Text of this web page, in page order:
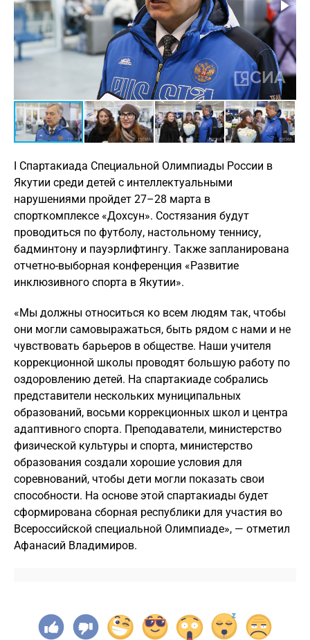
I Спартакиада Специальной Олимпиады России в
Якутии среди детей с интеллектуальными
нарушениями пройдет 27–28 марта в
спорткомплексе «Дохсун». Состязания будут
проводиться по футболу, настольному теннису,
бадминтону и пауэрлифтингу. Также запланирована
отчетно-выборная конференция «Развитие
инклюзивного спорта в Якутии».
«Мы должны относиться ко всем людям так, чтобы
они могли самовыражаться, быть рядом с нами и не
чувствовать барьеров в обществе. Наши учителя
коррекционной школы проводят большую работу по
оздоровлению детей. На спартакиаде собрались
представители нескольких муниципальных
образований, восьми коррекционных школ и центра
адаптивного спорта. Преподаватели, министерство
физической культуры и спорта, министерство
образования создали хорошие условия для
соревнований, чтобы дети могли показать свои
способности. На основе этой спартакиады будет
сформирована сборная республики для участия во
Всероссийской специальной Олимпиаде», — отметил
Афанасий Владимиров.